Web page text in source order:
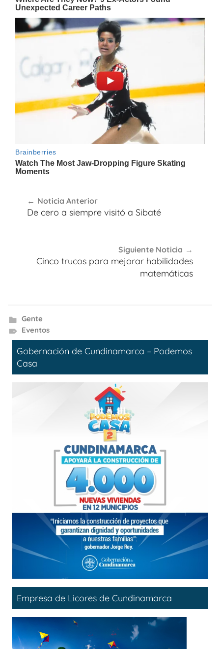
de
Noticia Anterior
De cero a siempre visitó a Sibaté
Siguiente Noticia
Cinco trucos para mejorar habilidades
matemáticas
Gente
Eventos
Gobernación de Cundinamarca – Podemos
Casa
Empresa de Licores de Cundinamarca